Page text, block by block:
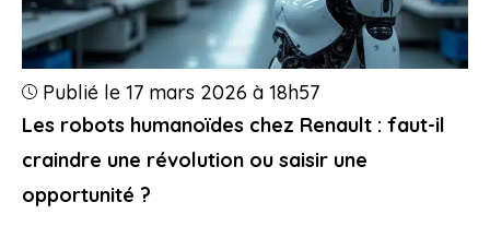
Les robots humanoïdes chez Renault : faut-il
craindre une révolution ou saisir une
opportunité ?
Publié le 17 mars 2026 à 18h57